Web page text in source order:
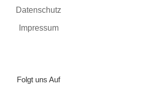
Datenschutz
Impressum
Folgt uns Auf